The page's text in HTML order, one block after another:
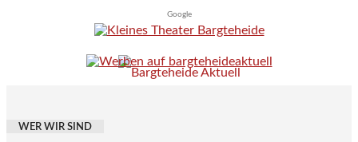
Google
WER WIR SIND